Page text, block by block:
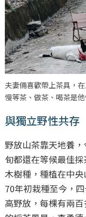
夫妻倆喜歡帶上茶具，
慢等茶、做茶、喝茶是
與獨立野性共存
野放山茶靠天地養
旬都還在等候最佳
木樹種，種植在中
70年初栽種至今，
高野放，每棵有兩